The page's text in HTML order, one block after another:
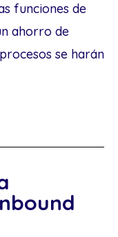
funciones de
ahorro de
se harán